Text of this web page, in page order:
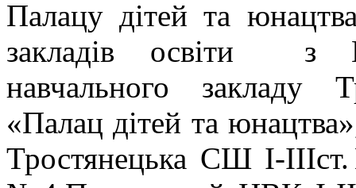
Палацу дітей та
закладів освіти з
навчального закладу
«Палац дітей та
Тростянецька СШ І-